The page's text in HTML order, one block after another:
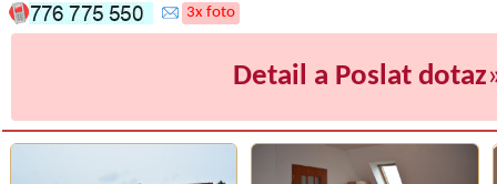
3x foto
Detail a Poslat dotaz